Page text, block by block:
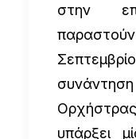
στην
υπάρξει